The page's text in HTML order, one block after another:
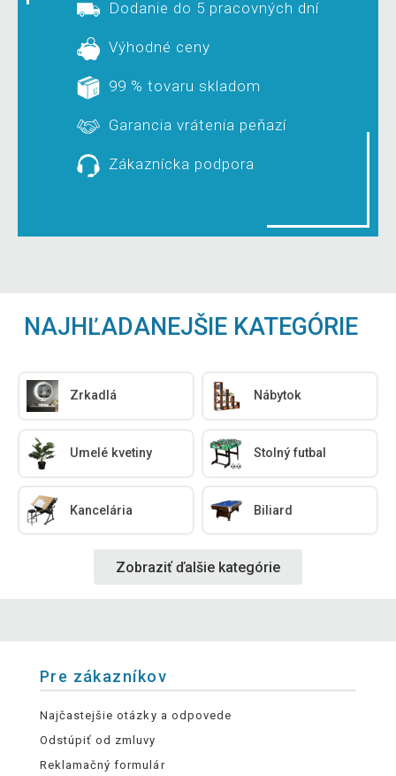
Dodanie do 5 pracovných dní
Výhodné ceny
99 % tovaru skladom
Garancia vrátenia peňazí
Zákaznícka podpora
NAJHĽADANEJŠIE KATEGÓRIE
Zrkadlá Nábytok
Umelé kvetiny Stolný futbal
Kancelária Biliard
Zobraziť ďalšie kategórie
Pre zákazníkov
Najčastejšie otázky a odpovede
Odstúpiť od zmluvy
Reklamačný formulár